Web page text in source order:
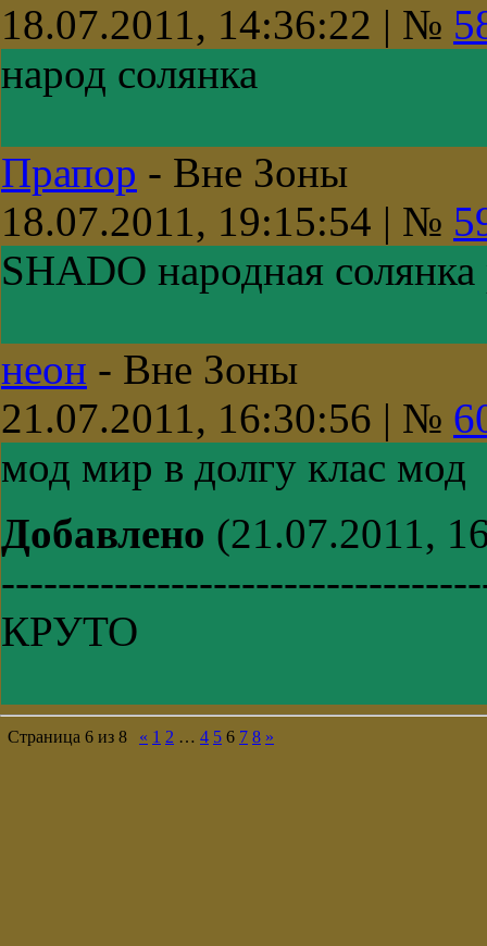
18.07.2011, 14:36:22 | №
народ солянка
Прапор - Вне Зоны
18.07.2011, 19:15:54 | №
SHADO народная солянка
неон - Вне Зоны
21.07.2011, 16:30:56 | №
мод мир в долгу клас мод
Добавлено (21.07.2011,
КРУТО
Страница 6 из 8 « 1 2 … 4 5 6 7 8 »